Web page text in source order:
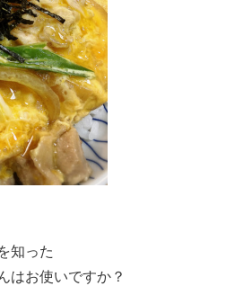
知った
はお使いですか？